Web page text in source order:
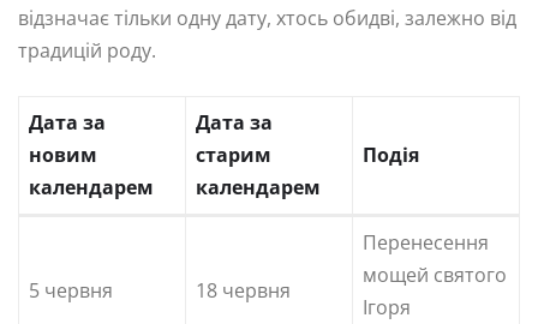
відзначає тільки одну дату, хтось обидві, залежно від
традицій роду.
Дата за
новим
календарем
Дата за
старим
календарем
Подія
5 червня 18 червня
Перенесення
мощей святого
Ігоря